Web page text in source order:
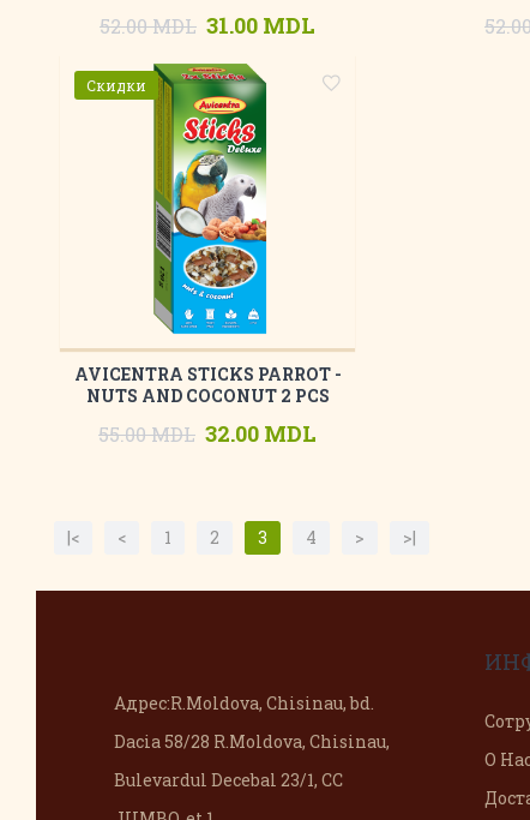
52.00 MDL 31.00 MDL
Скидки
AVICENTRA STICKS PARROT -
NUTS AND COCONUT 2 PCS
55.00 MDL 32.00 MDL
|< < 1 2 3 4 > >|
Адрес:R.Moldova, Chisinau, bd.
Dacia 58/28 R.Moldova, Chisinau,
Bulevardul Decebal 23/1, CC
О